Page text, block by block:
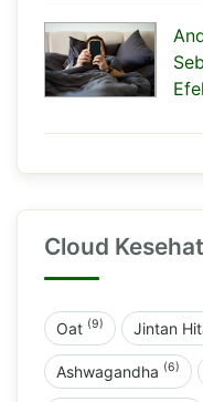
Cloud
Oat (9) Jintan
Ashwagandha (6)